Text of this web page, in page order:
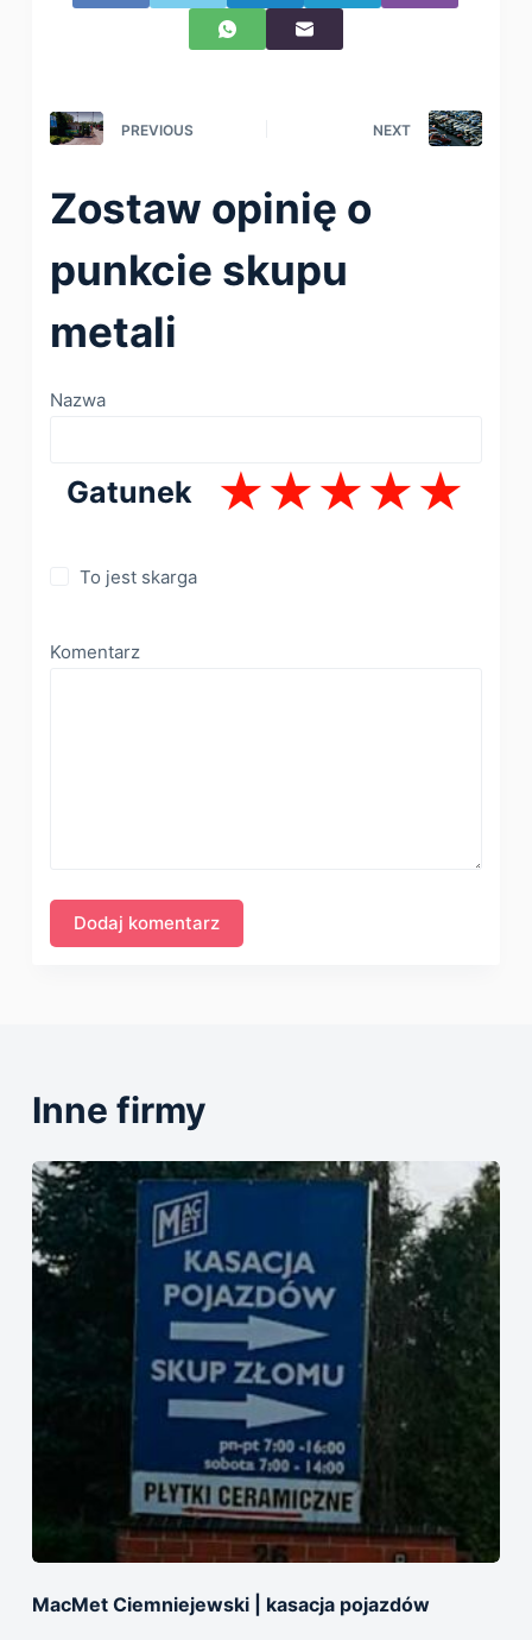
PREVIOUS NEXT
Zostaw opinię o
punkcie skupu
metali
Nazwa
Gatunek
To jest skarga
Komentarz
Inne firmy
MacMet Ciemniejewski | kasacja pojazdów